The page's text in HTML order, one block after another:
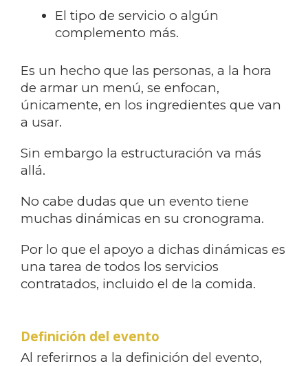
El tipo de servicio o algún
complemento más.
Es un hecho que las personas, a la hora
de armar un menú, se enfocan,
únicamente, en los ingredientes que van
a usar.
Sin embargo la estructuración va más
allá.
No cabe dudas que un evento tiene
muchas dinámicas en su cronograma.
Por lo que el apoyo a dichas dinámicas es
una tarea de todos los servicios
contratados, incluido el de la comida.
Definición del evento
Al referirnos a la definición del evento,